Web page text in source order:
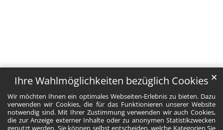
Ihre Wahlmöglichkeiten bezüglich Cookies
Wir möchten Ihnen ein optimales Webseiten-Erlebnis zu bieten. Dazu
verwenden wir Cookies, die für das Funktionieren unserer Website
notwendig sind. Mit Ihrer Zustimmung verwenden wir auch Cookies,
die zur Anzeige externer Inhalte oder zu anonymen Statistikzwecken
genutzt werden. Sie können selbst entscheiden, welche Kategorien Sie
✕